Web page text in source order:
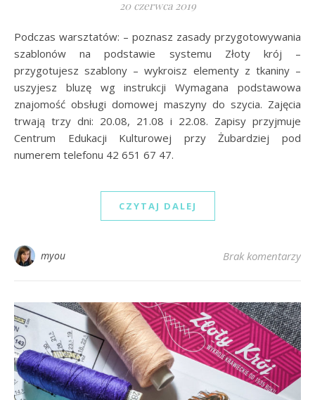
20 czerwca 2019
Podczas warsztatów: – poznasz zasady przygotowywania
szablonów na podstawie systemu Złoty krój –
przygotujesz szablony – wykroisz elementy z tkaniny –
uszyjesz bluzę wg instrukcji Wymagana podstawowa
znajomość obsługi domowej maszyny do szycia. Zajęcia
trwają trzy dni: 20.08, 21.08 i 22.08. Zapisy przyjmuje
Centrum Edukacji Kulturowej przy Żubardziej pod
numerem telefonu 42 651 67 47.
CZYTAJ DALEJ
myou Brak komentarzy